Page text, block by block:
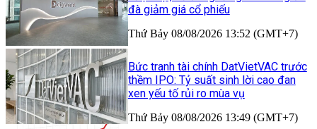
đà giảm giá cổ phiếu
Thứ Bảy 08/08/2026 13:52 (GMT+7)
Bức tranh tài chính DatVietVAC trước
thềm IPO: Tỷ suất sinh lời cao đan
xen yếu tố rủi ro mùa vụ
Thứ Bảy 08/08/2026 13:49 (GMT+7)